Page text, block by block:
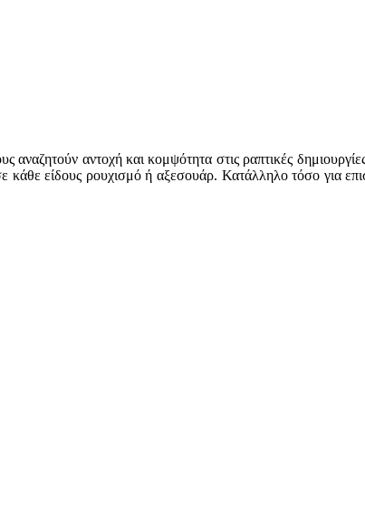
αναζητούν αντοχή και κομψότητα στις ραπτικές
κάθε είδους ρουχισμό ή αξεσουάρ. Κατάλληλο τόσο για